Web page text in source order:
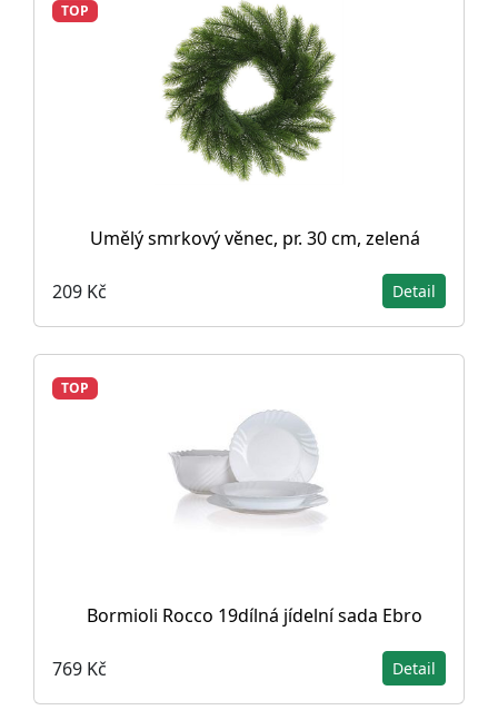
TOP
Umělý smrkový věnec, pr. 30 cm, zelená
209 Kč Detail
TOP
Bormioli Rocco 19dílná jídelní sada Ebro
769 Kč Detail